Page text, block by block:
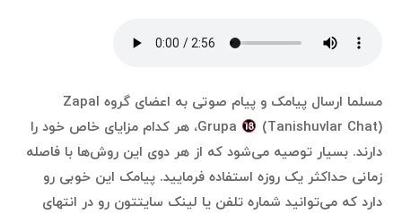
مسلما ارسال پیامک و پیام صوتی به اعضای گروه Zapal
Grupa(Tanishuvlar Chat)، هر کدام مزایای خاص خود را
دارند. بسیار توصیه می‌شود که از هر دوی این روش‌ها با فاصله
زمانی حداکثر یک روزه استفاده فرمایید. پیامک این خوبی رو
دارد که می‌توانید شماره تلفن یا لینک سایتتون رو در انتهای